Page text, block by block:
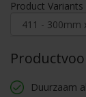
Product Variants
Duurzaam